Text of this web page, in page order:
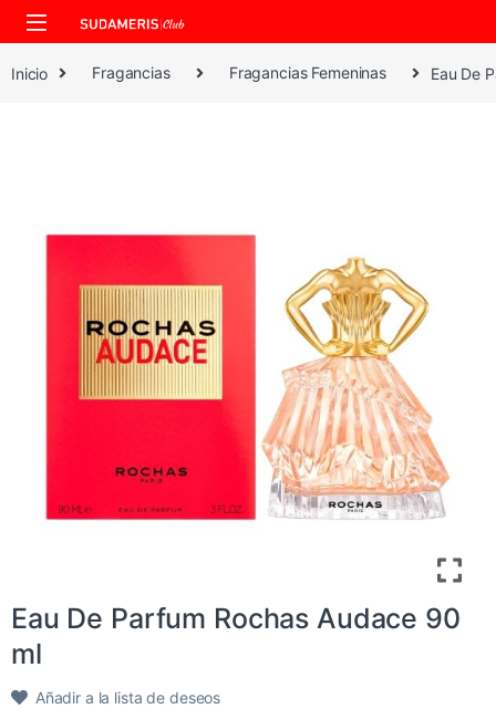
Skip to navigation
Skip to content
Inicio Fragancias Fragancias Femeninas Eau De
Eau De Parfum Rochas Audace 90
ml
Añadir a la lista de deseos